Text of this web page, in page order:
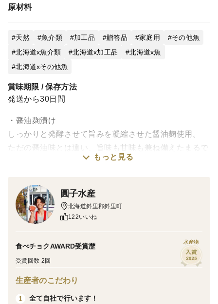
原材料
天然 魚介類 加工品 贈答品 家庭用
その他魚
北海道x魚介類
北海道x加工品
北海道x魚
北海道xその他魚
賞味期限 / 保存方法
発送から30日間
・醤油麹漬け
しっかりと発酵させて旨みを凝縮させた醤油麹使用。
ただの醤油味とは違い、旨味も甘味も兼ね備えたまるで
【解凍方法】
未開封のまま、冷蔵庫にて自然解凍してください。
【お召し上がり方】
フライパンで調理することも可能です。
もっと見る
圓子水産
北海道斜里郡斜里町
122いいね
食べチョクAWARD受賞歴
受賞回数 2回
水産物
生産者のこだわり
1 全て自社で行います！